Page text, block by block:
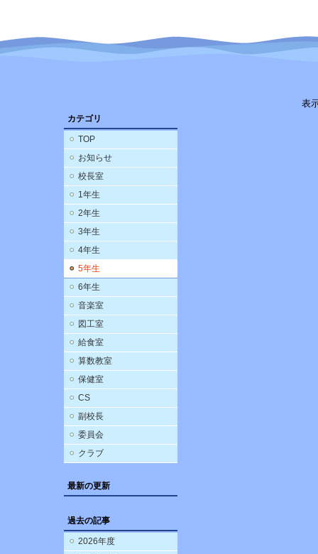
カテゴリ
TOP
お知らせ
校長室
1年生
2年生
3年生
4年生
5年生
6年生
音楽室
図工室
給食室
算数教室
保健室
CS
副校長
委員会
クラブ
最新の更新
過去の記事
2026年度
表